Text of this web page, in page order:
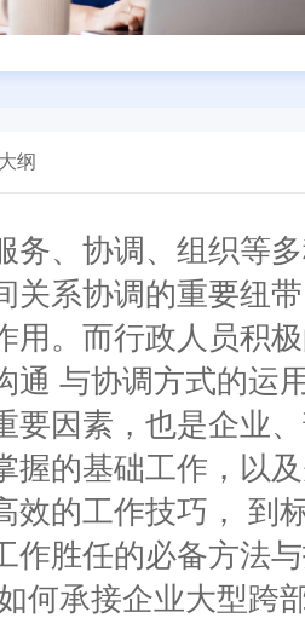
大纲
务、协调、组织等
关系协调的重要纽
用。而行政人员积
通 与协调方式的运
要因素，也是企业
握的基础工作，以
效的工作技巧， 到
作胜任的必备方法
何承接企业大型跨